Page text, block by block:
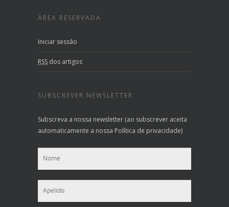
ÁREA RESERVADA
Iniciar sessão
RSS dos artigos
SUBSCREVER NEWSLETTER
Subscreva a nossa newsletter (ao subscrever aceita
automaticamente a nossa Política de privacidade)